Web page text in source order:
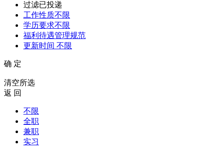
过滤已投递
工作性质不限
学历要求不限
福利待遇管理规范
更新时间 不限
确 定
清空所选
返 回
不限
全职
兼职
实习